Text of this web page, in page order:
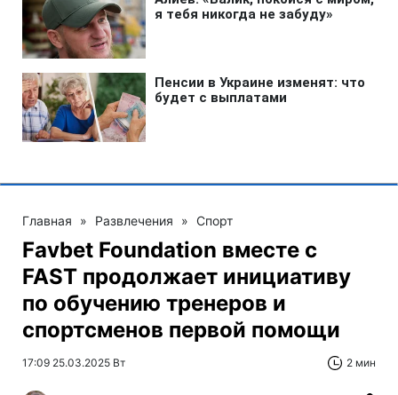
Главная » Развлечения » Спорт
Favbet Foundation вместе с
FAST продолжает инициативу
по обучению тренеров и
спортсменов первой помощи
17:09 25.03.2025 Вт 2 мин